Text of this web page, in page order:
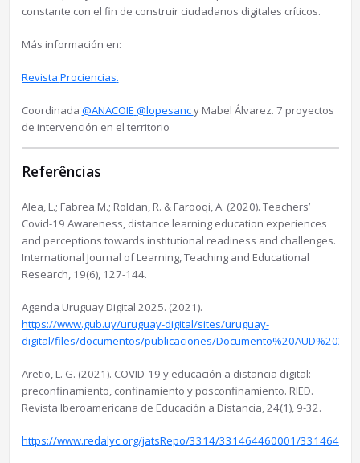
constante con el fin de construir ciudadanos digitales críticos.
Más información en:
Revista Prociencias.
Coordinada @ANACOIE @lopesancy Mabel Álvarez. 7 proyectos
de intervención en el territorio
Referências
Alea, L.; Fabrea M.; Roldan, R. & Farooqi, A. (2020). Teachers’
Covid-19 Awareness, distance learning education experiences
and perceptions towards institutional readiness and challenges.
International Journal of Learning, Teaching and Educational
Research, 19(6), 127-144.
Agenda Uruguay Digital 2025. (2021).
https://www.gub.uy/uruguay-digital/sites/uruguay-
digital/files/documentos/publicaciones/
Aretio, L. G. (2021). COVID-19 y educación a distancia digital:
preconfinamiento, confinamiento y posconfinamiento. RIED.
Revista Iberoamericana de Educación a Distancia, 24(1), 9-32.
https://www.redalyc.org/jatsRepo/3314/331464460001/